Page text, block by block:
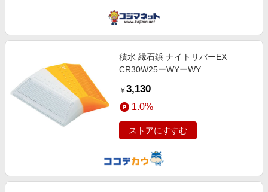
積水 縁石鋲 ナイトリバーEX
CR30W25ーWYーWY
￥ 3,130
1.0%
ストアにすすむ